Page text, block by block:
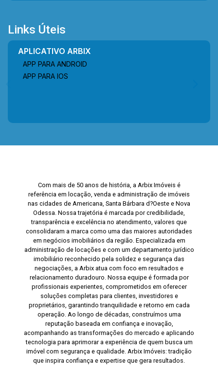
Links Úteis
APLICATIVO ARBIX
APP PARA ANDROID
APP PARA IOS
Com mais de 50 anos de história, a Arbix Imóveis é
referência em locação, venda e administração de imóveis
nas cidades de Americana, Santa Bárbara d?Oeste e Nova
Odessa. Nossa trajetória é marcada por credibilidade,
transparência e excelência no atendimento, valores que
consolidaram a marca como uma das maiores autoridades
em negócios imobiliários da região. Especializada em
administração de locações e com um departamento jurídico
imobiliário reconhecido pela solidez e segurança das
negociações, a Arbix atua com foco em resultados e
relacionamento duradouro. Nossa equipe é formada por
profissionais experientes, comprometidos em oferecer
soluções completas para clientes, investidores e
proprietários, garantindo tranquilidade e retorno em cada
operação. Ao longo de décadas, construímos uma
reputação baseada em confiança e inovação,
acompanhando as transformações do mercado e aplicando
tecnologia para aprimorar a experiência de quem busca um
imóvel com segurança e qualidade. Arbix Imóveis: tradição
que inspira confiança e expertise que gera resultados.